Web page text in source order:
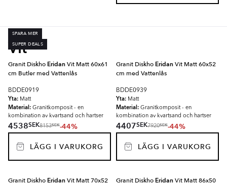
Vit
SPARA MER
SUPER DEALS
Granit Diskho EridanVit Matt 60x61
cm Butler med Vattenlås
BDDE0919
Yta: Matt
Material: Granitkomposit - en
kombination av kvartsand och hartser
4538SEK8153SEK-44%
LÄGG I VARUKORG
Granit Diskho EridanVit Matt 60x52
cm med Vattenlås
BDDE0939
Yta: Matt
Material: Granitkomposit - en
kombination av kvartsand och hartser
4407SEK7920SEK-44%
LÄGG I VARUKORG
Granit Diskho EridanVit Matt 70x52
Granit Diskho EridanVit Matt 86x50